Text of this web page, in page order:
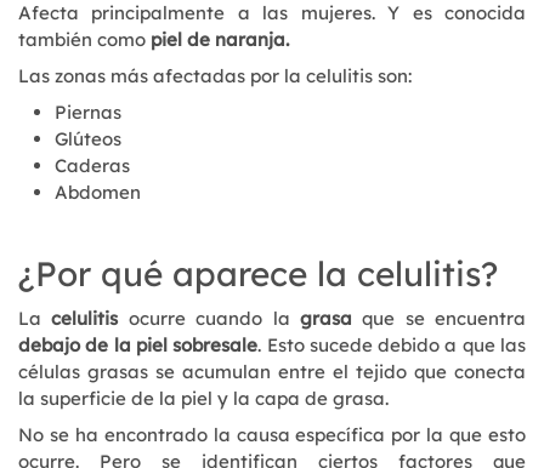
Afecta principalmente a las mujeres. Y es conocida
también como piel de naranja.
Las zonas más afectadas por la celulitis son:
Piernas
Glúteos
Caderas
Abdomen
¿Por qué aparece la celulitis?
Lacelulitisocurre cuando la grasa que se encuentra
debajo de la piel sobresale. Esto sucede debido a que las
células grasas se acumulan entre el tejido que conecta
la superficie de la piel y la capa de grasa.
No se ha encontrado la causa específica por la que esto
ocurre. Pero se identifican ciertos factores que